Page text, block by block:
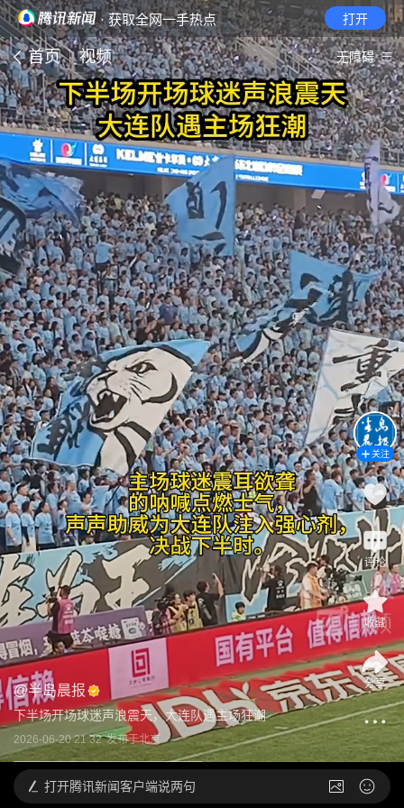
· 获取全网一手热点 打开
首页 视频 无障碍
@半岛晨报
下半场开场球迷声浪震天，大连队遇主场狂潮
2026-06-20 21:32 发布于北京
关注
评论
收藏
分享
打开腾讯新闻客户端说两句